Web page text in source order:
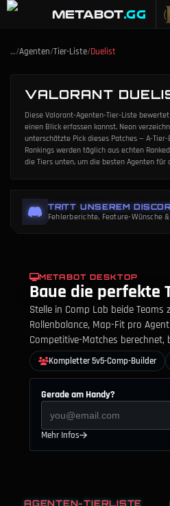
METABOT.gg
…/Agenten/Tier-Liste/Duelist
VALORANT
Diese Valorant-Agenten-Tier-Liste
einen Blick erfassen kannst. Neon
unterschätzte Pick dieses Patches — A-
Rankings werden täglich aus echten
die Tiers unten, um die besten Agenten für
TRITT UNSEREM
Fehlerberichte, Feature-Wünsche
METABOT DESKTOP
Baue die perfekte
Stelle in Comp Lab beide
Rollenbalance, Map-Fit pro
Competitive-Matches berechnet,
Kompletter 5v5-Comp-Builder
Gerade am Handy?
Mehr Infos
AGENTEN-TIERLISTE